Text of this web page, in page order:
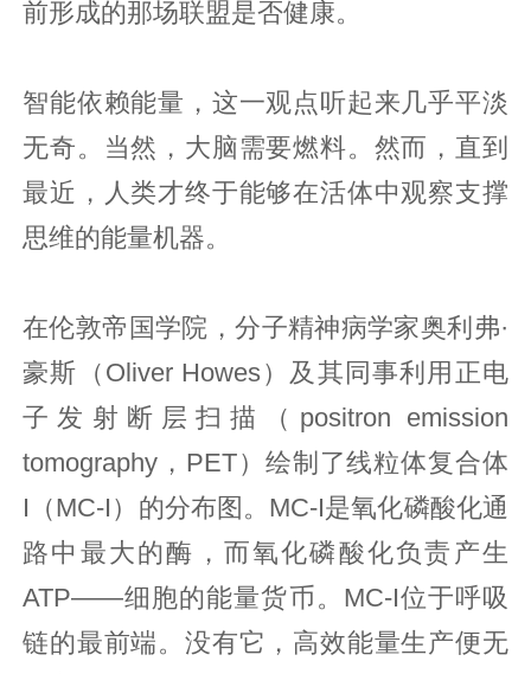
前形成的那场联盟是否健康。
智能依赖能量，这一观点听起来几乎平淡
无奇。当然，大脑需要燃料。然而，直到
最近，人类才终于能够在活体中观察支撑
思维的能量机器。
在伦敦帝国学院，分子精神病学家奥利弗·
豪斯（Oliver Howes）及其同事利用正电
子发射断层扫描（positron emission
tomography，PET）绘制了线粒体复合体
I（MC-I）的分布图。MC-I是氧化磷酸化通
路中最大的酶，而氧化磷酸化负责产生
ATP——细胞的能量货币。MC-I位于呼吸
链的最前端。没有它，高效能量生产便无